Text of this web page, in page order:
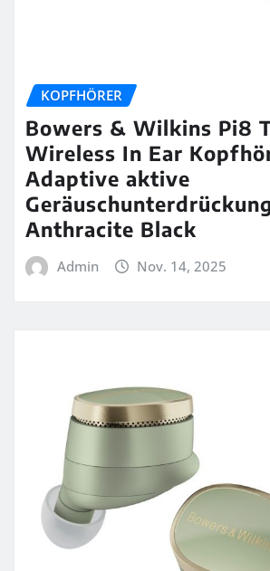
KOPFHÖRER
Bowers & Wilkins Pi8
Wireless In Ear
Adaptive aktive
Anthracite Black
Admin Nov. 14, 2025